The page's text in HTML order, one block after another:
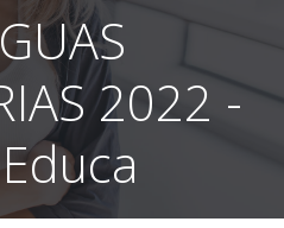
2022 -